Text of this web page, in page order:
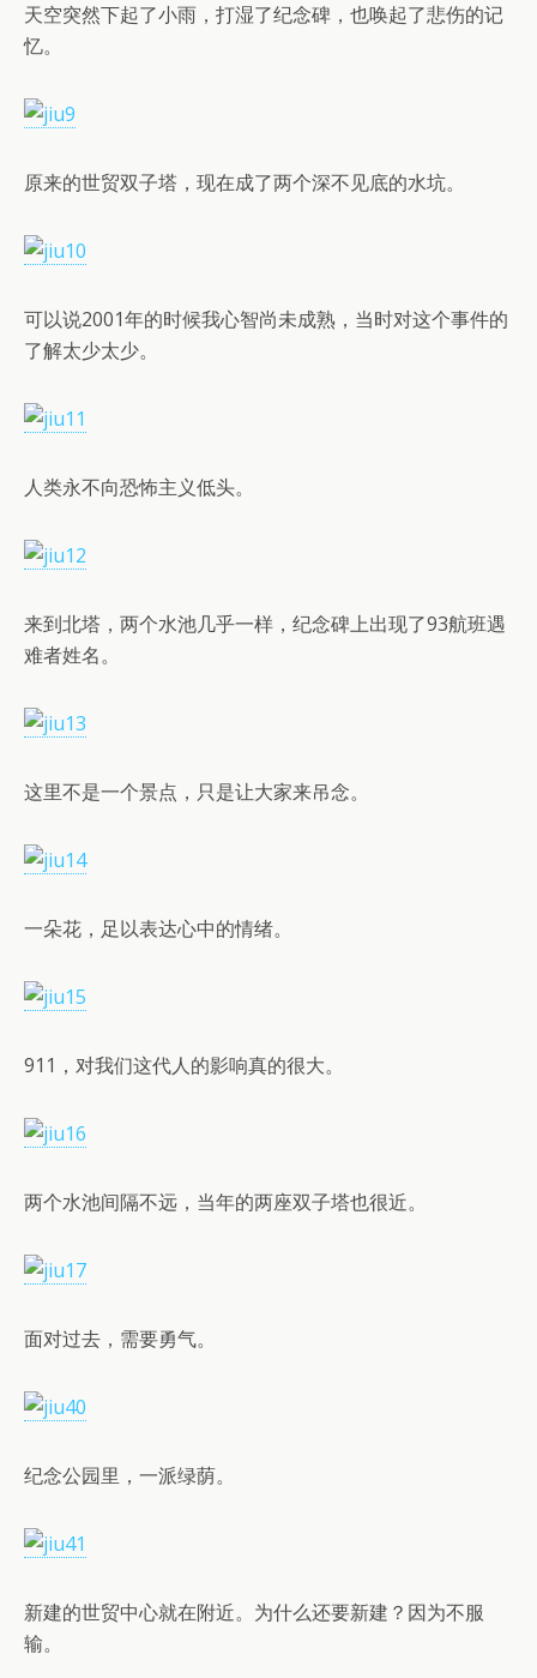
天空突然下起了小雨，打湿了纪念碑，也唤起了悲伤的记
忆。
原来的世贸双子塔，现在成了两个深不见底的水坑。
可以说2001年的时候我心智尚未成熟，当时对这个事件的
了解太少太少。
人类永不向恐怖主义低头。
来到北塔，两个水池几乎一样，纪念碑上出现了93航班遇
难者姓名。
这里不是一个景点，只是让大家来吊念。
一朵花，足以表达心中的情绪。
911，对我们这代人的影响真的很大。
两个水池间隔不远，当年的两座双子塔也很近。
面对过去，需要勇气。
纪念公园里，一派绿荫。
新建的世贸中心就在附近。为什么还要新建？因为不服
输。